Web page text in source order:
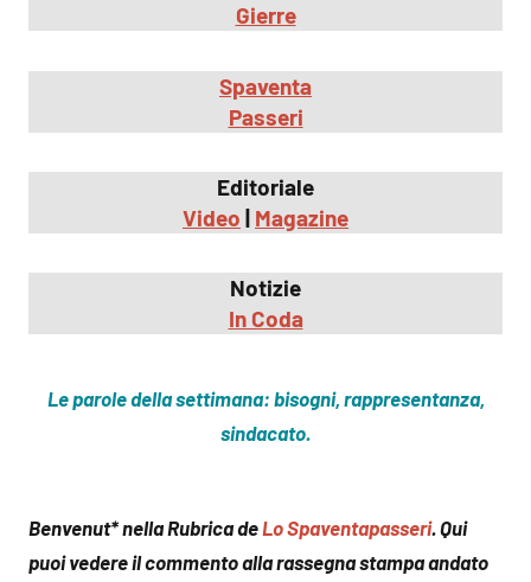
Gierre
Spaventa
Passeri
Editoriale
Video | Magazine
Notizie
In Coda
Le parole della settimana: bisogni, rappresentanza,
sindacato.
Benvenut* nella Rubrica de Lo Spaventapasseri. Qui
puoi vedere il commento alla rassegna stampa andato